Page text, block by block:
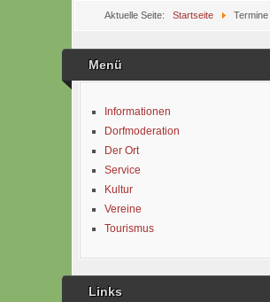
Aktuelle Seite:Startseite Termine
Menü
Informationen
Dorfmoderation
Der Ort
Service
Kultur
Vereine
Tourismus
Links